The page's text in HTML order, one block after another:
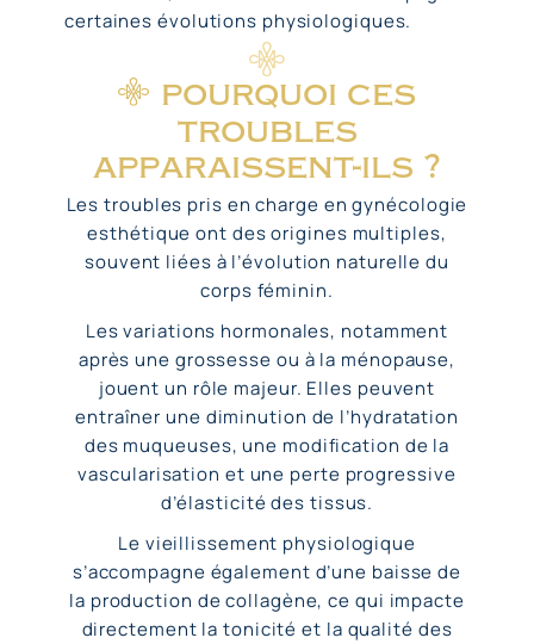
certaines évolutions physiologiques.
pourquoi ces
troubles
apparaissent-ils ?
Les troubles pris en charge en gynécologie
esthétique ont des origines multiples,
souvent liées à l’évolution naturelle du
corps féminin.
Les variations hormonales, notamment
après une grossesse ou à la ménopause,
jouent un rôle majeur. Elles peuvent
entraîner une diminution de l’hydratation
des muqueuses, une modification de la
vascularisation et une perte progressive
d’élasticité des tissus.
Le vieillissement physiologique
s’accompagne également d’une baisse de
la production de collagène, ce qui impacte
directement la tonicité et la qualité des